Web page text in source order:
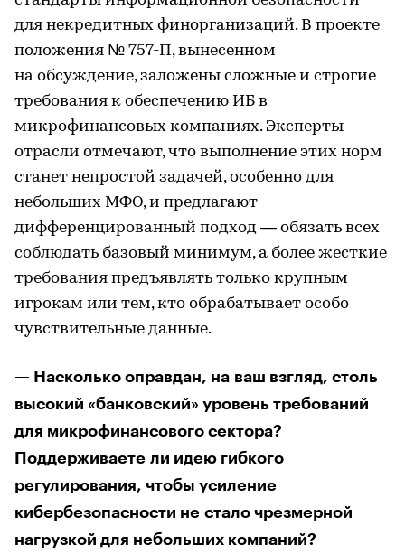
для некредитных финорганизаций. В проекте
положения № 757-П, вынесенном
на обсуждение, заложены сложные и строгие
требования к обеспечению ИБ в
микрофинансовых компаниях. Эксперты
отрасли отмечают, что выполнение этих норм
станет непростой задачей, особенно для
небольших МФО, и предлагают
дифференцированный подход — обязать всех
соблюдать базовый минимум, а более жесткие
требования предъявлять только крупным
игрокам или тем, кто обрабатывает особо
чувствительные данные.
— Насколько оправдан, на ваш взгляд, столь
высокий «банковский» уровень требований
для микрофинансового сектора?
Поддерживаете ли идею гибкого
регулирования, чтобы усиление
кибербезопасности не стало чрезмерной
нагрузкой для небольших компаний?